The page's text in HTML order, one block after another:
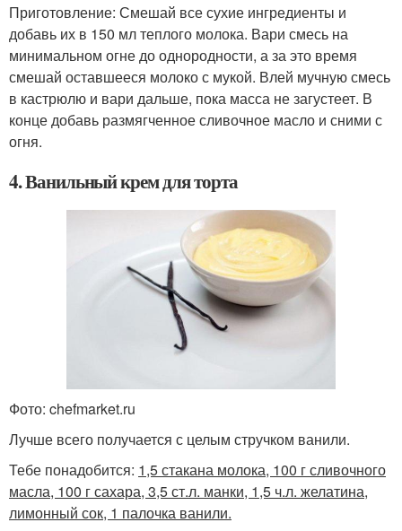
Приготовление: Смешай все сухие ингредиенты и
добавь их в 150 мл теплого молока. Вари смесь на
минимальном огне до однородности, а за это время
смешай оставшееся молоко с мукой. Влей мучную смесь
в кастрюлю и вари дальше, пока масса не загустеет. В
конце добавь размягченное сливочное масло и сними с
огня.
4. Ванильный крем для торта
Фото: chefmarket.ru
Лучше всего получается с целым стручком ванили.
Тебе понадобится: 1,5 стакана молока, 100 г сливочного
масла, 100 г сахара, 3,5 ст.л. манки, 1,5 ч.л. желатина,
лимонный сок, 1 палочка ванили.